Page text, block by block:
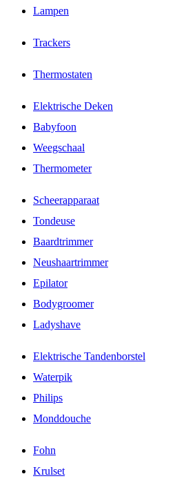
Lampen
Trackers
Thermostaten
Elektrische Deken
Babyfoon
Weegschaal
Thermometer
Scheerapparaat
Tondeuse
Baardtrimmer
Neushaartrimmer
Epilator
Bodygroomer
Ladyshave
Elektrische Tandenborstel
Waterpik
Philips
Monddouche
Fohn
Krulset